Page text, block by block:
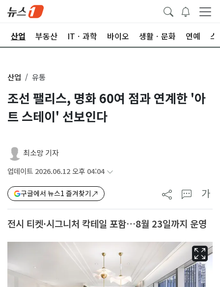
산업 부동산 ITㆍ과학 바이오 생활ㆍ문화 연예 스
산업 유통
조선 팰리스, 명화 60여 점과 연계한 '아
트 스테이' 선보인다
최소망 기자
업데이트 2026.06.12 오후 04:04
구글에서 뉴스1 즐겨찾기 가
전시 티켓·시그니처 칵테일 포함…8월 23일까지 운영